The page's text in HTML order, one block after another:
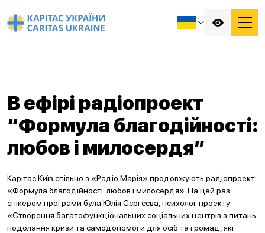
В ефірі радіопроект
“Формула благодійності:
любов і милосердя”
Карітас Київ спільно з «Радіо Марія» продовжують радіопроект
«Формула благодійності: любов і милосердя». На цей раз
спікером програми була Юлія Сєргєєва, психолог проекту
«Створення багатофункціональних соціальних центрів з питань
подолання кризи та самодопомоги для осіб та громад, які